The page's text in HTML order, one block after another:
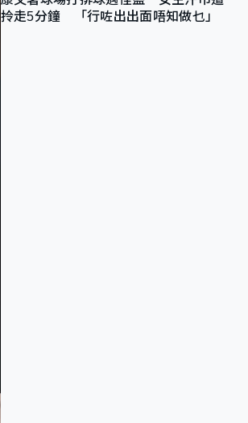
拎走5分鐘 「行咗出出面唔知做乜」